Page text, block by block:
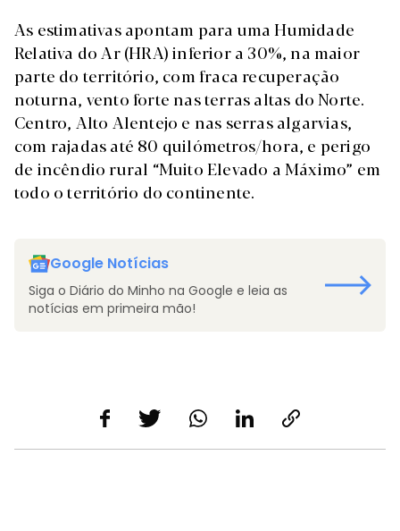
As estimativas apontam para uma Humidade
Relativa do Ar (HRA) inferior a 30%, na maior
parte do território, com fraca recuperação
noturna, vento forte nas terras altas do Norte.
Centro, Alto Alentejo e nas serras algarvias,
com rajadas até 80 quilómetros/hora, e perigo
de incêndio rural “Muito Elevado a Máximo” em
todo o território do continente.
Google Notícias
Siga o Diário do Minho na Google e leia as
notícias em primeira mão!